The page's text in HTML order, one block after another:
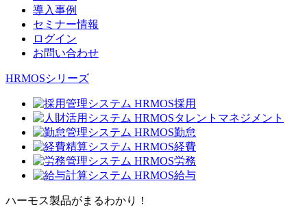
導入事例
セミナー情報
ログイン
お問い合わせ
HRMOSシリーズ
ハーモス製品がまるわかり！